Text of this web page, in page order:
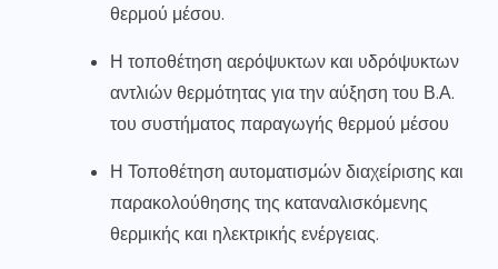
θερμού μέσου.
Η τοποθέτηση αερόψυκτων και υδρόψυκτων
αντλιών θερμότητας για την αύξηση του Β.Α.
του συστήματος παραγωγής θερμού μέσου
Η Τοποθέτηση αυτοματισμών διαχείρισης και
παρακολούθησης της καταναλισκόμενης
θερμικής και ηλεκτρικής ενέργειας.